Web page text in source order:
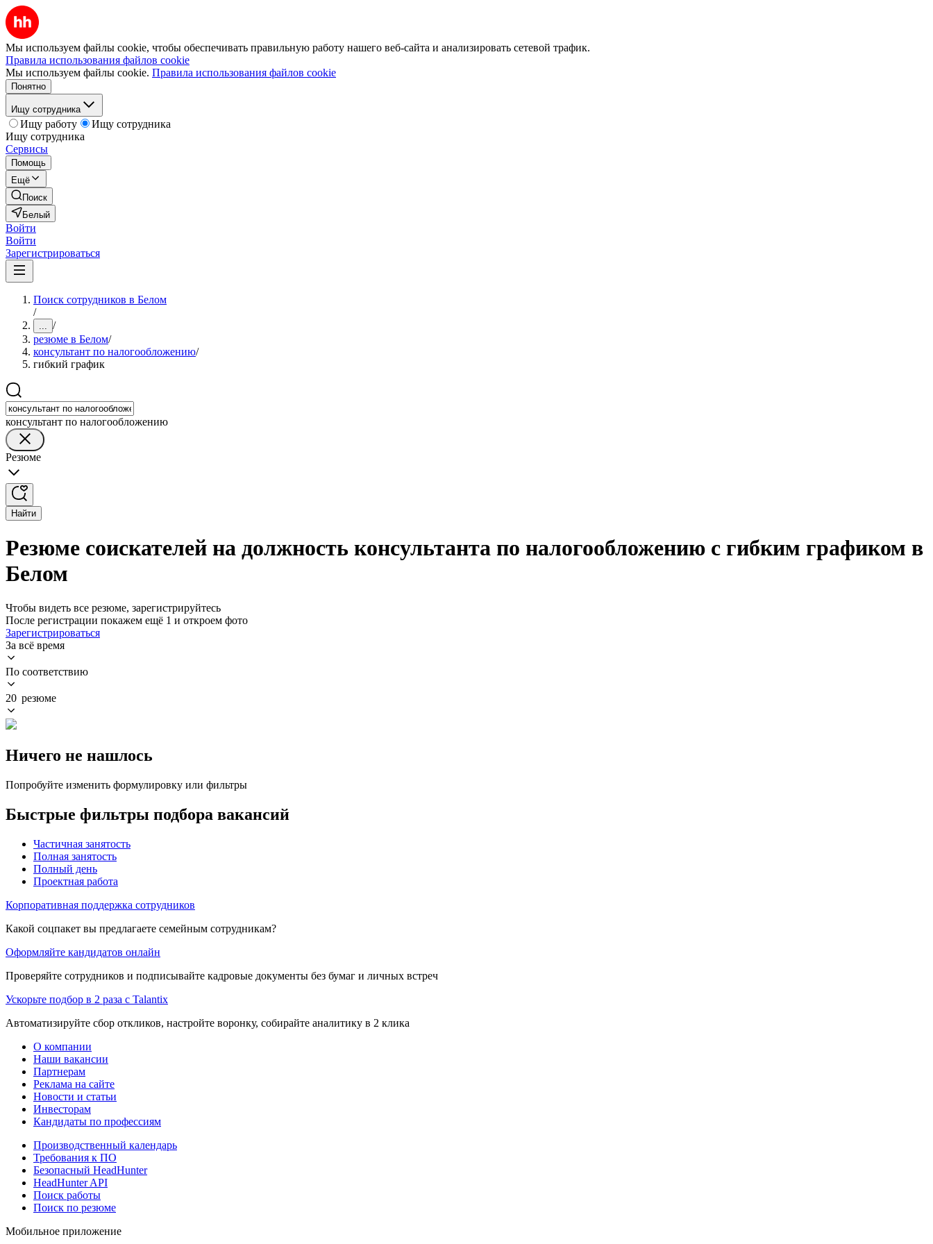
Мы используем файлы cookie, чтобы обеспечивать правильную работу нашего веб-сайта и анализировать сетевой трафик.
Правила использования файлов cookie
Мы используем файлы cookie. Правила использования файлов cookie
Понятно
Ищу сотрудника
Ищу работу
Ищу сотрудника
Ищу сотрудника
Сервисы
Помощь
Ещё
Поиск
Белый
Войти
Войти
Зарегистрироваться
Поиск сотрудников в Белом
/
... /
резюме в Белом/
консультант по налогообложению/
гибкий график
консультант по налогообложению
Резюме
Найти
Резюме соискателей на должность консультанта по налогообложению с гибким графиком в
Белом
Чтобы видеть все резюме, зарегистрируйтесь
После регистрации покажем ещё 1 и откроем фото
Зарегистрироваться
За всё время
По соответствию
20 резюме
Ничего не нашлось
Попробуйте изменить формулировку или фильтры
Быстрые фильтры подбора вакансий
Частичная занятость
Полная занятость
Полный день
Проектная работа
Корпоративная поддержка сотрудников
Какой соцпакет вы предлагаете семейным сотрудникам?
Оформляйте кандидатов онлайн
Проверяйте сотрудников и подписывайте кадровые документы без бумаг и личных встреч
Ускорьте подбор в 2 раза с Talantix
Автоматизируйте сбор откликов, настройте воронку, собирайте аналитику в 2 клика
О компании
Наши вакансии
Партнерам
Реклама на сайте
Новости и статьи
Инвесторам
Кандидаты по профессиям
Производственный календарь
Требования к ПО
Безопасный HeadHunter
HeadHunter API
Поиск работы
Поиск по резюме
Мобильное приложение